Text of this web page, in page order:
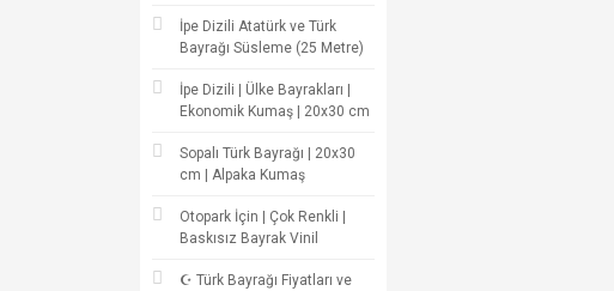
İpe Dizili Atatürk ve Türk
Bayrağı Süsleme (25 Metre)
İpe Dizili | Ülke Bayrakları |
Ekonomik Kumaş | 20x30 cm
Sopalı Türk Bayrağı | 20x30
cm | Alpaka Kumaş
Otopark İçin | Çok Renkli |
Baskısız Bayrak Vinil
☪ Türk Bayrağı Fiyatları ve